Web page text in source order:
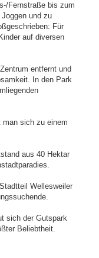
Fernstraße bis zum
und zu
Für
auf diversen
entfernt und
In den Park
man sich zu einem
aus 40 Hektar
Wellesweiler
sich der Gutspark
Beliebtheit.